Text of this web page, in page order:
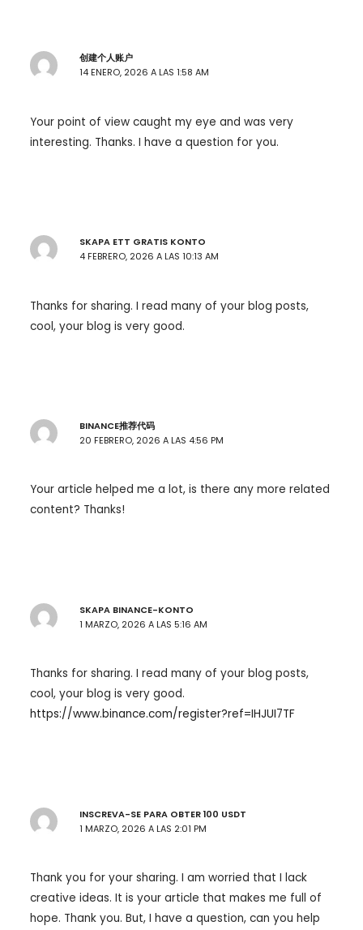
创建个人账户
14 ENERO, 2026 A LAS 1:58 AM
Your point of view caught my eye and was very
interesting. Thanks. I have a question for you.
SKAPA ETT GRATIS KONTO
4 FEBRERO, 2026 A LAS 10:13 AM
Thanks for sharing. I read many of your blog posts,
cool, your blog is very good.
BINANCE推荐代码
20 FEBRERO, 2026 A LAS 4:56 PM
Your article helped me a lot, is there any more related
content? Thanks!
SKAPA BINANCE-KONTO
1 MARZO, 2026 A LAS 5:16 AM
Thanks for sharing. I read many of your blog posts,
cool, your blog is very good.
https://www.binance.com/register?ref=IHJUI7TF
INSCREVA-SE PARA OBTER 100 USDT
1 MARZO, 2026 A LAS 2:01 PM
Thank you for your sharing. I am worried that I lack
creative ideas. It is your article that makes me full of
hope. Thank you. But, I have a question, can you help